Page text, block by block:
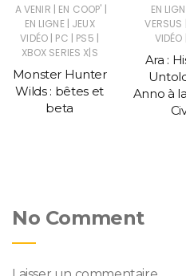
A VENIR | EN COOP' |
EN LIGNE | JEUX
VIDÉO | PC | PS5 |
XBOX SERIES X|S
Monster Hunter
Wilds : bêtes et
beta
EN
VERSUS
VIDÉO
Ara :
Anno à
No Comment